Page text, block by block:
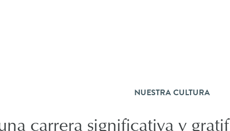
NUESTRA CULTURA
carrera significativa y